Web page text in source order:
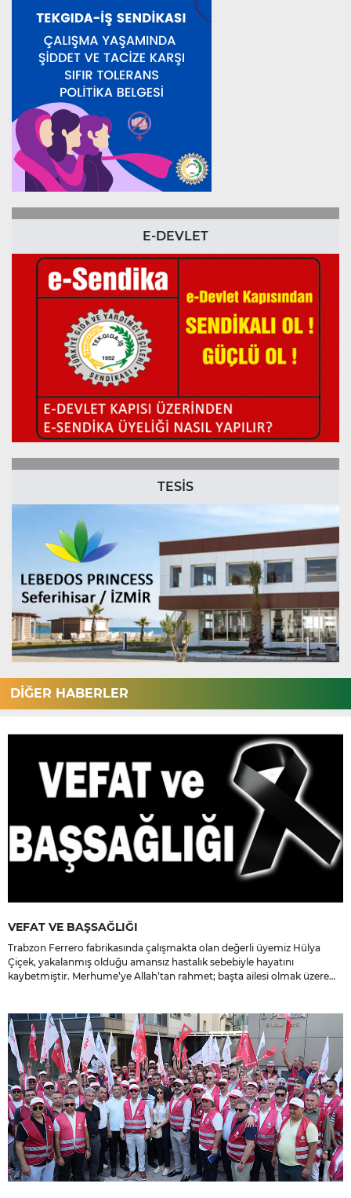
E-DEVLET
TESİS
DİĞER HABERLER
VEFAT VE BAŞSAĞLIĞI
Trabzon Ferrero fabrikasında çalışmakta olan değerli üyemiz Hülya
Çiçek, yakalanmış olduğu amansız hastalık sebebiyle hayatını
kaybetmiştir. Merhume’ye Allah’tan rahmet; başta ailesi olmak üzere